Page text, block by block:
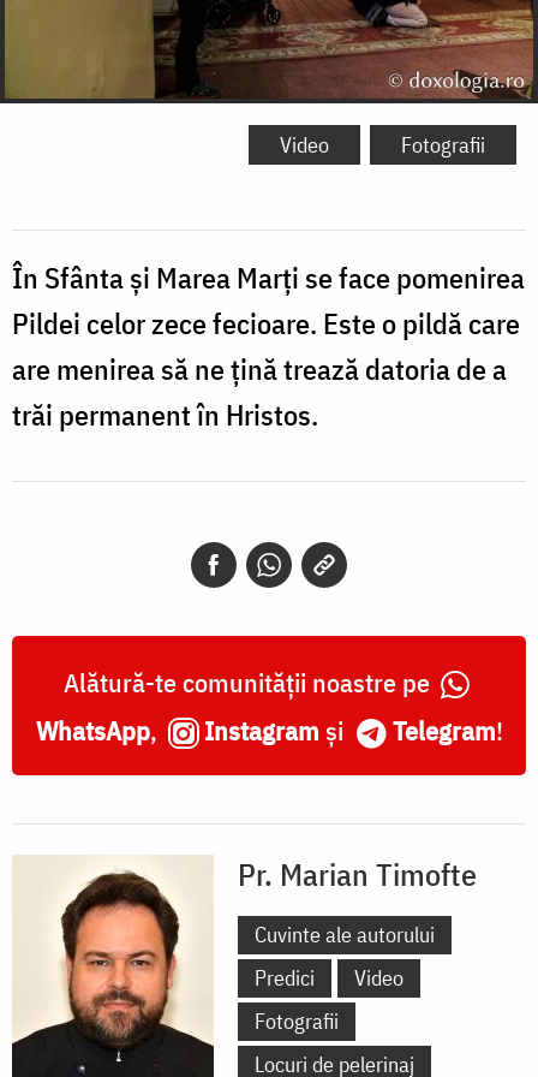
Video Fotografii
În Sfânta și Marea Marți se face pomenirea
Pildei celor zece fecioare. Este o pildă care
are menirea să ne țină trează datoria de a
trăi permanent în Hristos.
Alătură-te comunității noastre pe
WhatsApp, Instagram și Telegram!
Pr. Marian Timofte
Cuvinte ale autorului
Predici
Video
Fotografii
Locuri de pelerinaj